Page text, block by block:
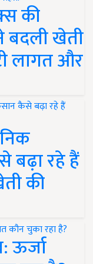
की
बदली खेती
लागत और
बढ़ा रहे हैं
की
ऊर्जा